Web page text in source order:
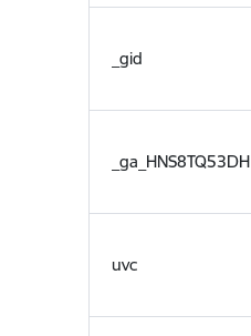
_gid
_ga_HNS8TQ53DH
uvc